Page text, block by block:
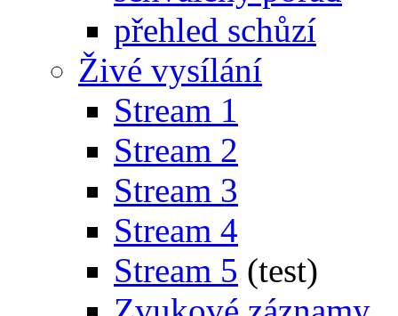
přehled schůzí
Živé vysílání
Stream 1
Stream 2
Stream 3
Stream 4
Stream 5 (test)